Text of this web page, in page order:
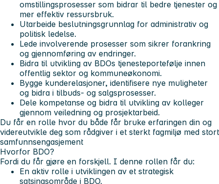
omstillingsprosesser som bidrar til bedre tjenester og
mer effektiv ressursbruk.
Utarbeide beslutningsgrunnlag for administrativ og
politisk ledelse.
Lede involverende prosesser som sikrer forankring
og gjennomføring av endringer.
Bidra til utvikling av BDOs tjenesteportefølje innen
offentlig sektor og kommuneøkonomi.
Bygge kunderelasjoner, identifisere nye muligheter
og bidra i tilbuds- og salgsprosesser.
Dele kompetanse og bidra til utvikling av kolleger
gjennom veiledning og prosjektarbeid.
Du får en rolle hvor du både får bruke erfaringen din og
videreutvikle deg som rådgiver i et sterkt fagmiljø med stort
samfunnsengasjement
Hvorfor BDO?
Fordi du får gjøre en forskjell. I denne rollen får du:
En aktiv rolle i utviklingen av et strategisk
satsingsområde i BDO.